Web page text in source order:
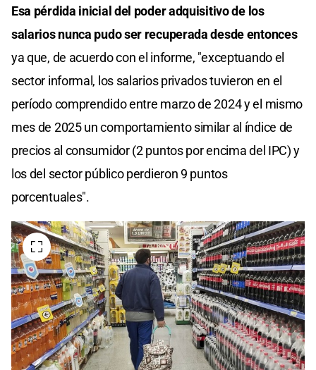
Esa pérdida inicial del poder adquisitivo de los
salarios nunca pudo ser recuperada desde entonces
ya que, de acuerdo con el informe, "exceptuando el
sector informal, los salarios privados tuvieron en el
período comprendido entre marzo de 2024 y el mismo
mes de 2025 un comportamiento similar al índice de
precios al consumidor (2 puntos por encima del IPC) y
los del sector público perdieron 9 puntos
porcentuales".